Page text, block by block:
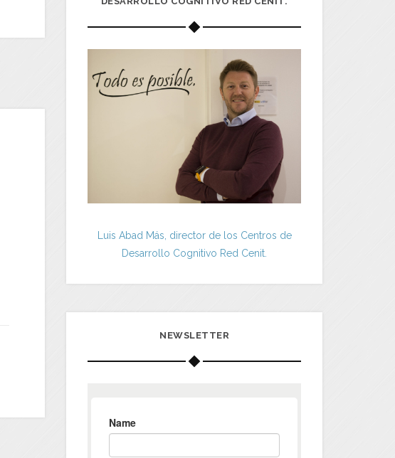
Luis Abad Más, director de los Centros de
Desarrollo Cognitivo Red Cenit.
NEWSLETTER